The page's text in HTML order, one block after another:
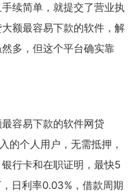
续简单，就提交了营业执
额最容易下款的软件，解
多，但这个平台确实靠
容易下款的软件网贷
的个人用户，无需抵押，
行卡和在职证明，最快5
日利率0.03%，借款周期